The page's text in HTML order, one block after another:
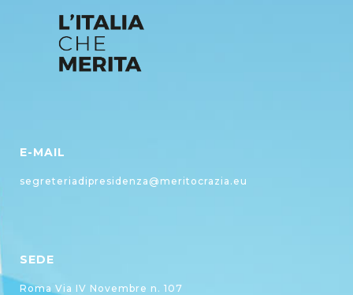
E-MAIL
segreteriadipresidenza@meritocrazia.eu
SEDE
Roma Via IV Novembre n. 107